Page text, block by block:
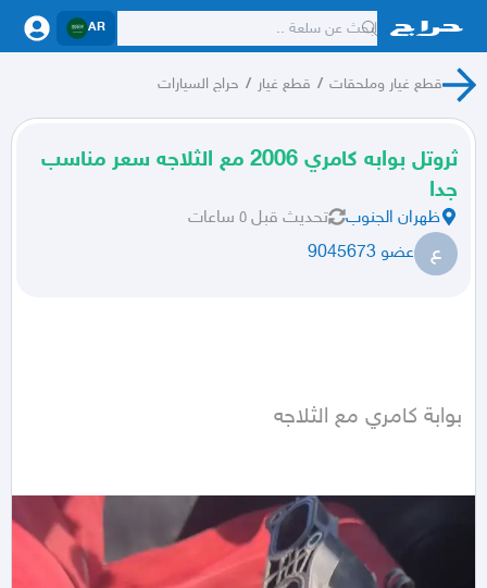
AR
قطع غيار وملحقات / قطع غيار / حراج السيارات
ثروتل بوابه كامري 2006 مع الثلاجه سعر مناسب
جدا
ظهران الجنوب تحديث قبل ٥ ساعات
ع عضو 9045673
بوابة كامري مع الثلاجه